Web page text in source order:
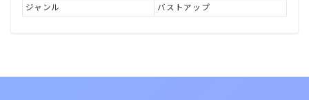
ジャンル
バストアップ